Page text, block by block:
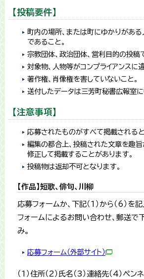
【投稿要件】
町内の場所、または町にゆかりがあ
であること。
宗教団体、政治団体、営利目的の投稿
対象物、人物等がコンプライアンスに
著作権、肖像権を害していないこと。
送付したデータは三芳町秘書広報室に
【注意事項】
応募されたものがすべて掲載されると
編集の都合上、投稿された文章を趣
修正して掲載することがあります。
投稿物は返却不可となります。
【作品】短歌、俳句、川柳
応募フォームか、下記（1）から（6）を
フォームによるお問い合わせ、郵送で
み。
応募フォーム（外部サイト）
（1）住所（2）氏名（3）連絡先（4）ペン